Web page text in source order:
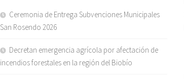
Ceremonia de Entrega Subvenciones Municipales
San Rosendo 2026
Decretan emergencia agrícola por afectación de
incendios forestales en la región del Biobío